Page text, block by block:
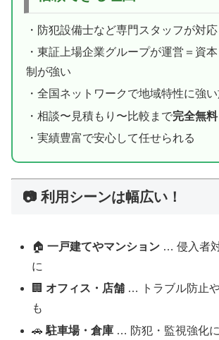
・防犯設備士など専門スタッフが対応
・東証上場企業グループが運営＝資
制が強い
・全国ネットワークで地域特性に強
・相談〜見積もり〜比較まで完全無料
・実績豊富で安心して任せられる
📷 利用シーンは幅広い！
🏠一戸建てやマンション … 侵入者
に
🏢 オフィス・店舗 … トラブル防止
も
🚗駐車場・倉庫 … 防犯・監視強化に